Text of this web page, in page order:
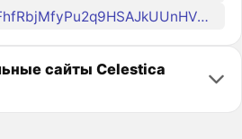
eL1buL9zFxFhfRbjMfyPu2q9HSAJkUUnHVUgkPdondo
сайты Celestica